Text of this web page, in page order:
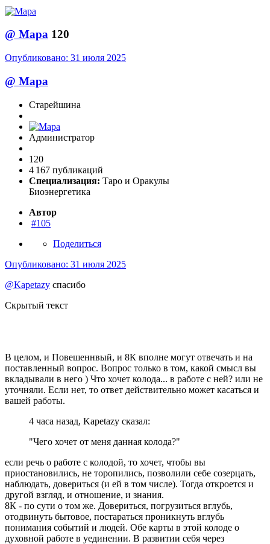
@ Мара 120
Опубликовано: 31 июля 2025
@ Мара
Старейшина
Администратор
120
4 167 публикаций
Специализация: Таро и Оракулы
Биоэнергетика
Автор
#105
Поделиться
Опубликовано: 31 июля 2025
@Kapetazy спасибо
Скрытый текст
В целом, и Повешеннвый, и 8К вполне могут отвечать и на
поставленный вопрос. Вопрос только в том, какой смысл вы
вкладывали в него ) Что хочет колода... в работе с ней? или не
уточняли. Если нет, то ответ действительно может касаться и
вашей работы.
4 часа назад, Kapetazy сказал:
"Чего хочет от меня данная колода?"
если речь о работе с колодой, то хочет, чтобы вы
приостановились, не торопились, позволили себе созерцать,
наблюдать, довериться (и ей в том числе). Тогда откроется и
другой взгляд, и отношение, и знания.
8К - по сути о том же. Довериться, погрузиться вглубь,
отодвинуть бытовое, постараться проникнуть вглубь
понимания событий и людей. Обе карты в этой колоде о
духовной работе в уединении. В развитии себя через